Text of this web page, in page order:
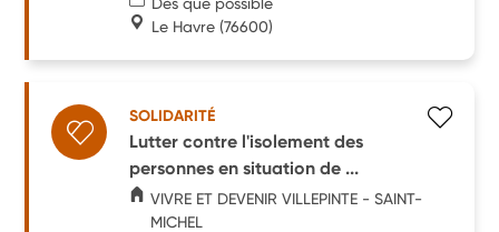
Le Havre (76600)
SOLIDARITÉ
Lutter contre l'isolement des
personnes en situation de ...
VIVRE ET DEVENIR VILLEPINTE - SAINT-
MICHEL